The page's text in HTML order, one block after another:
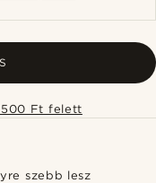
ingyenes 17 500 Ft felett
szebb lesz